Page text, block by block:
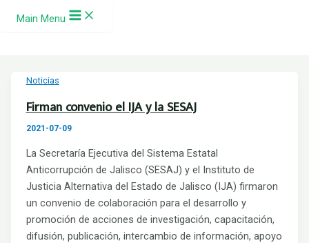
Ir al contenido
Main Menu
Noticias
Firman convenio el IJA y la SESAJ
2021-07-09
La Secretaría Ejecutiva del Sistema Estatal
Anticorrupción de Jalisco (SESAJ) y el Instituto de
Justicia Alternativa del Estado de Jalisco (IJA) firmaron
un convenio de colaboración para el desarrollo y
promoción de acciones de investigación, capacitación,
difusión, publicación, intercambio de información, apoyo